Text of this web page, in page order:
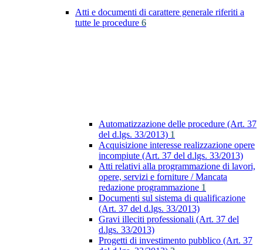
Atti e documenti di carattere generale riferiti a
tutte le procedure 6
Automatizzazione delle procedure (Art. 37
del d.lgs. 33/2013) 1
Acquisizione interesse realizzazione opere
incompiute (Art. 37 del d.lgs. 33/2013)
Atti relativi alla programmazione di lavori,
opere, servizi e forniture / Mancata
redazione programmazione 1
Documenti sul sistema di qualificazione
(Art. 37 del d.lgs. 33/2013)
Gravi illeciti professionali (Art. 37 del
d.lgs. 33/2013)
Progetti di investimento pubblico (Art. 37